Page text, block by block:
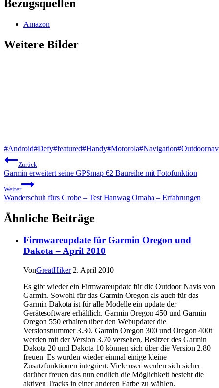
Bezugsquellen
Amazon
Weitere Bilder
Schlagworte:
#Android#Defy#featured#Handy#Motorola#Navigation#
Beitragsnavigation
Zurück
Garmin erweitert seine GPSmap 62 Baureihe mit Fotofunktion
Weiter
Wanderschuh fürs Grobe – Test Hanwag Omaha – Erfahrungen
Ähnliche Beiträge
Firmwareupdate für Garmin Oregon und
Dakota – April 2010
VonGreatHiker 2. April 2010
Es gibt wieder ein Firmwareupdate für die Outdoor Navis von
Garmin. Sowohl für das Garmin Oregon als auch für das
Garmin Dakota ist für alle Modelle ein update der
Gerätesoftware erhältlich. Garmin Oregon 450 und Garmin
Oregon 550 erhalten über den Webupdater die
Versionsnummer 3.30. Garmin Oregon 300 und Oregon 400t
werden mit der Version 3.70 versehen, Besitzer des Garmin
Dakota 20 und Dakota 10 können sich über die Version 2.80
freuen. Es wurden wieder einmal einige kleine
Zusatzfunktionen integriert. Viele user werden sich sicher
darüber freuen das nun endlich die Möglichkeit besteht die
aktiven Tracks in einer anderen Farbe zu wählen.